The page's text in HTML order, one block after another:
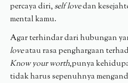
percaya diri, self lovedan
mental kamu.
Agar terhindar dari hubungan
loveatau rasa penghargaan
Know your worth,punya
tidak harus sepenuhnya